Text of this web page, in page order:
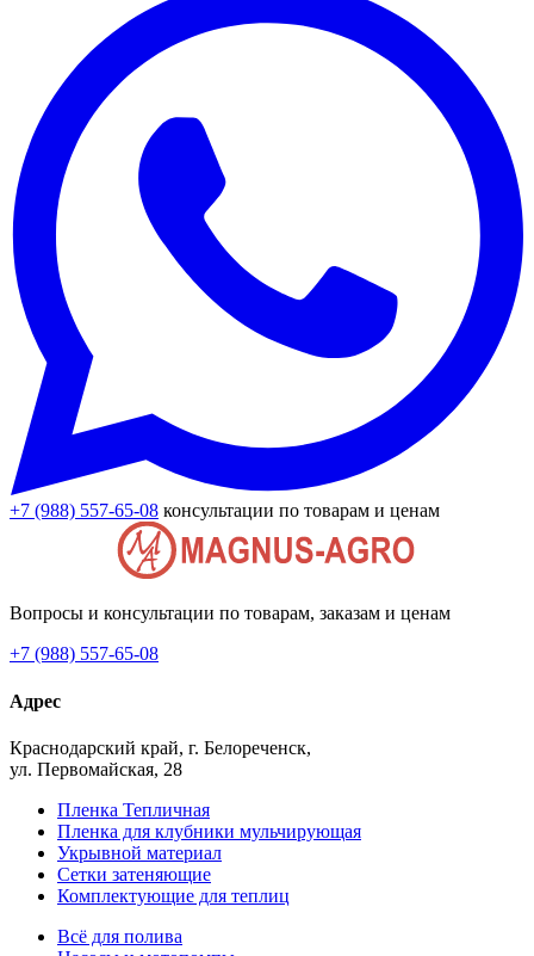
+7 (988) 557-65-08 консультации по товарам и ценам
Вопросы и консультации по товарам, заказам и ценам
+7 (988) 557-65-08
Адрес
Краснодарский край, г. Белореченск,
ул. Первомайская, 28
Пленка Тепличная
Пленка для клубники мульчирующая
Укрывной материал
Сетки затеняющие
Комплектующие для теплиц
Всё для полива